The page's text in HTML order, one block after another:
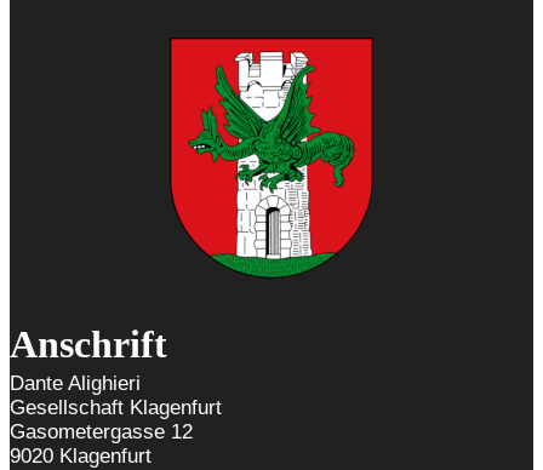
Anschrift
Dante Alighieri
Gesellschaft Klagenfurt
Gasometergasse 12
9020 Klagenfurt